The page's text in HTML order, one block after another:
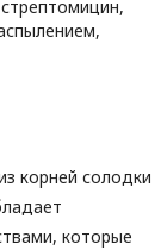
корней солодки
которые